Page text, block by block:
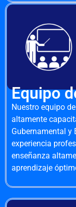
Equipo
Nuestro equipo
altamente
Gubernamental y
experiencia
enseñanza
aprendizaje